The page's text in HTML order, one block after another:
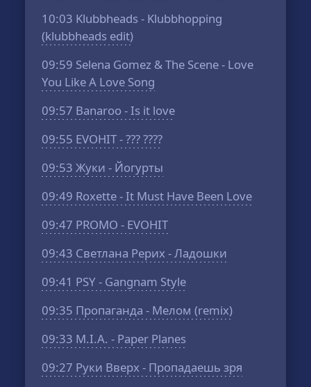
10:03 Klubbheads - Klubbhopping
(klubbheads edit)
09:59 Selena Gomez & The Scene - Love
You Like A Love Song
09:57 Banaroo - Is it love
09:55 EVOHIT - ??? ????
09:53 Жуки - Йогурты
09:49 Roxette - It Must Have Been Love
09:47 PROMO - EVOHIT
09:43 Светлана Рерих - Ладошки
09:41 PSY - Gangnam Style
09:35 Пропаганда - Мелом (remix)
09:33 M.I.A. - Paper Planes
09:27 Руки Вверх - Пропадаешь зря